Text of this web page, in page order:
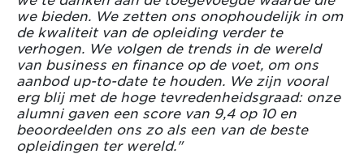
we bieden. We zetten ons onophoudelijk in om
de kwaliteit van de opleiding verder te
verhogen. We volgen de trends in de wereld
van business en finance op de voet, om ons
aanbod up-to-date te houden. We zijn vooral
erg blij met de hoge tevredenheidsgraad: onze
alumni gaven een score van 9,4 op 10 en
beoordeelden ons zo als een van de beste
opleidingen ter wereld."